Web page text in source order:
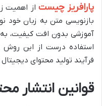
پارافریز چیست از اهمیت
بازنویسی متن به زبان خود
آموزشی بدون افت کیفیت،
استفاده درست از این روش
فرآیند تولید محتوای
قوانین انتشار